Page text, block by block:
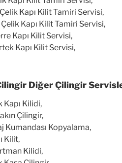
Kapı Kilit Tamiri Servisi,
Kapı Kilit Tamiri Servisi,
Kapı Kilit Servisi,
Kapı Kilit Servisi,
Diğer Çilingir
Kapı Kilidi,
Çilingir,
Kumandası Kopyalama,
Kilit,
Kilidi,